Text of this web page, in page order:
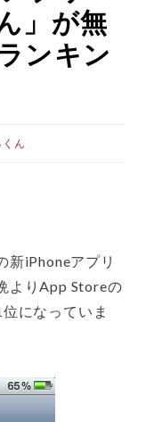
」が無
ンキン
ん
新iPhoneアプリ
よりApp Storeの
になっていま